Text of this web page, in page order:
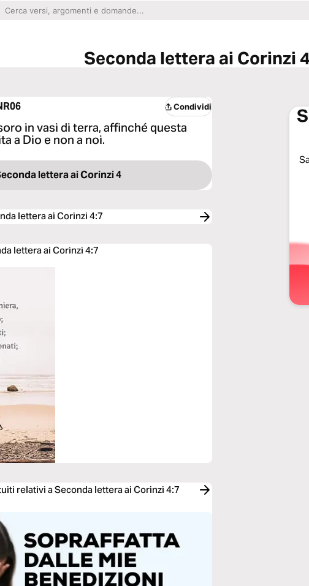
Seconda lettera ai Corinzi
Condividi
in vasi di terra, affinché questa
a Dio e non a noi.
lettera ai Corinzi 4
lettera ai Corinzi 4:7
lettera ai Corinzi 4:7
relativi a Seconda lettera ai Corinzi 4:7